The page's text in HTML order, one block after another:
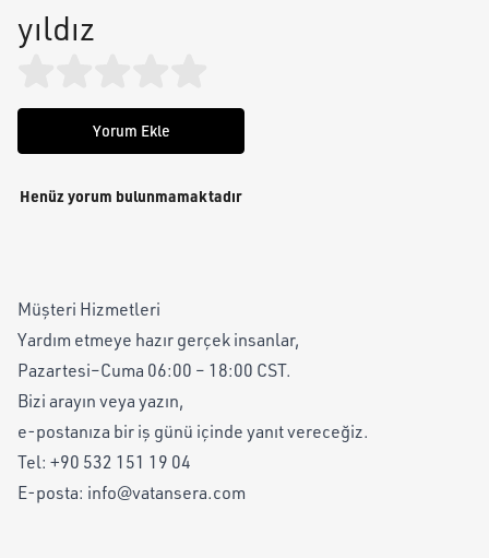
yıldız
Yorum Ekle
Henüz yorum bulunmamaktadır
Müşteri Hizmetleri
Yardım etmeye hazır gerçek insanlar,
Pazartesi–Cuma 06:00 – 18:00 CST.
Bizi arayın veya yazın,
e-postanıza bir iş günü içinde yanıt vereceğiz.
Tel: +90 532 151 19 04
E-posta: info@vatansera.com